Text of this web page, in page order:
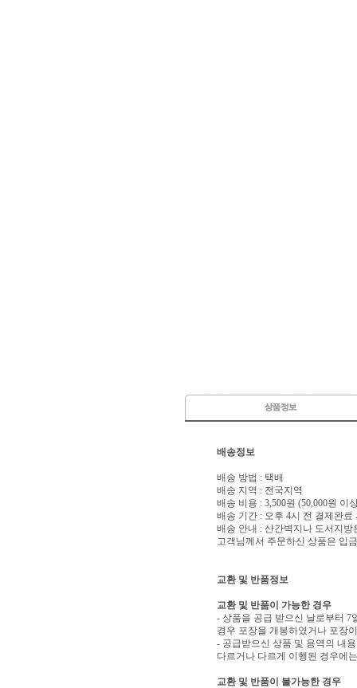
배송정보
배송 방법 : 택배
배송 지역 : 전국지역
배송 비용 : 3,500원 (50,000원 이
배송 기간 : 오후 4시 전 결제완료
배송 안내 : 산간벽지나 도서지
고객님께서 주문하신 상품은 입
교환 및 반품정보
교환 및 반품이 가능한 경우
- 상품을 공급 받으신 날로부터 7
경우 포장을 개봉하였거나 포장
- 공급받으신 상품 및 용역의 내
다르거나 다르게 이행된 경우에
교환 및 반품이 불가능한 경우